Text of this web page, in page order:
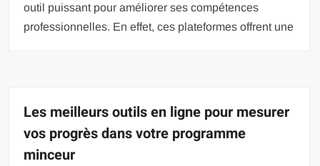
outil puissant pour améliorer ses compétences
professionnelles. En effet, ces plateformes offrent une
Les meilleurs outils en ligne pour mesurer
vos progrès dans votre programme
minceur